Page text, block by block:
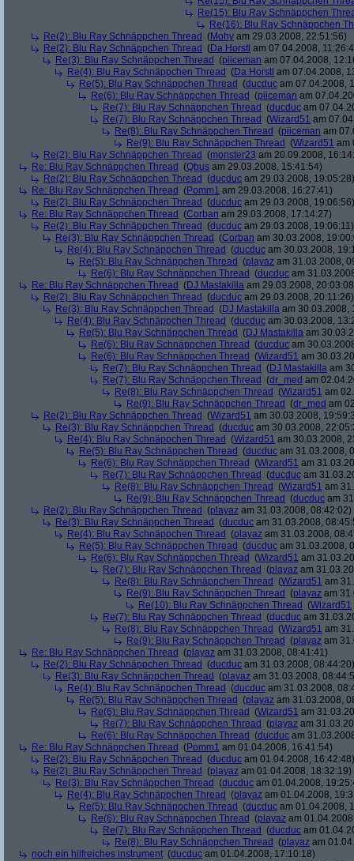
Re(15): Blu Ray Schnäppchen
Re(16): Blu Ray Schnäppchen
Re(2): Blu Ray Schnäppchen Thread (Mohy am 29.03.2008, 22:51:56)
Re(2): Blu Ray Schnäppchen Thread (Da Horstl am 07.04.2008,
Re(3): Blu Ray Schnäppchen Thread (piiceman am 07.04.2008,
Re(4): Blu Ray Schnäppchen Thread (Da Horstl am 07.04.2008,
Re(5): Blu Ray Schnäppchen Thread (ducduc am 07.04.2008,
Re(6): Blu Ray Schnäppchen Thread (piiceman am
Re(7): Blu Ray Schnäppchen Thread (ducduc am
Re(7): Blu Ray Schnäppchen Thread (Wizard51 am
Re(8): Blu Ray Schnäppchen Thread (piiceman am
Re(9): Blu Ray Schnäppchen Thread (Wizard51 am
Re(2): Blu Ray Schnäppchen Thread (monster23 am 20.09.2008,
Re: Blu Ray Schnäppchen Thread (Qbus am 29.03.2008, 15:41:54)
Re(2): Blu Ray Schnäppchen Thread (ducduc am 29.03.2008, 19:05:28)
Re: Blu Ray Schnäppchen Thread (Pomm1 am 29.03.2008, 16:27:41)
Re(2): Blu Ray Schnäppchen Thread (ducduc am 29.03.2008, 19:06:56)
Re: Blu Ray Schnäppchen Thread (Corban am 29.03.2008, 17:14:27)
Re(2): Blu Ray Schnäppchen Thread (ducduc am 29.03.2008, 19:06:11)
Re(3): Blu Ray Schnäppchen Thread (Corban am 30.03.2008,
Re(4): Blu Ray Schnäppchen Thread (ducduc am 30.03.2008,
Re(5): Blu Ray Schnäppchen Thread (playaz am 31.03.2008,
Re(6): Blu Ray Schnäppchen Thread (ducduc am
Re: Blu Ray Schnäppchen Thread (DJ Mastakilla am 29.03.2008,
Re(2): Blu Ray Schnäppchen Thread (ducduc am 29.03.2008, 20:11:26)
Re(3): Blu Ray Schnäppchen Thread (DJ Mastakilla am 30.03.2008,
Re(4): Blu Ray Schnäppchen Thread (ducduc am 30.03.2008,
Re(5): Blu Ray Schnäppchen Thread (DJ Mastakilla am
Re(6): Blu Ray Schnäppchen Thread (ducduc am
Re(6): Blu Ray Schnäppchen Thread (Wizard51 am
Re(7): Blu Ray Schnäppchen Thread (DJ Mastakilla am
Re(7): Blu Ray Schnäppchen Thread (dr_med am
Re(8): Blu Ray Schnäppchen Thread (Wizard51 am
Re(9): Blu Ray Schnäppchen Thread (dr_med am
Re(2): Blu Ray Schnäppchen Thread (Wizard51 am 30.03.2008,
Re(3): Blu Ray Schnäppchen Thread (ducduc am 30.03.2008,
Re(4): Blu Ray Schnäppchen Thread (Wizard51 am 30.03.2008,
Re(5): Blu Ray Schnäppchen Thread (ducduc am 31.03.2008,
Re(6): Blu Ray Schnäppchen Thread (Wizard51 am
Re(7): Blu Ray Schnäppchen Thread (ducduc am
Re(8): Blu Ray Schnäppchen Thread (Wizard51 am
Re(9): Blu Ray Schnäppchen Thread (ducduc am
Re(2): Blu Ray Schnäppchen Thread (playaz am 31.03.2008, 08:42:02)
Re(3): Blu Ray Schnäppchen Thread (ducduc am 31.03.2008,
Re(4): Blu Ray Schnäppchen Thread (playaz am 31.03.2008,
Re(5): Blu Ray Schnäppchen Thread (ducduc am 31.03.2008,
Re(6): Blu Ray Schnäppchen Thread (Wizard51 am
Re(7): Blu Ray Schnäppchen Thread (playaz am
Re(8): Blu Ray Schnäppchen Thread (Wizard51 am
Re(9): Blu Ray Schnäppchen Thread (playaz am
Re(10): Blu Ray Schnäppchen Thread (Wizard51
Re(7): Blu Ray Schnäppchen Thread (ducduc am
Re(8): Blu Ray Schnäppchen Thread (Wizard51 am
Re(9): Blu Ray Schnäppchen Thread (playaz am
Re: Blu Ray Schnäppchen Thread (playaz am 31.03.2008, 08:41:41)
Re(2): Blu Ray Schnäppchen Thread (ducduc am 31.03.2008, 08:44:20)
Re(3): Blu Ray Schnäppchen Thread (playaz am 31.03.2008,
Re(4): Blu Ray Schnäppchen Thread (ducduc am 31.03.2008,
Re(5): Blu Ray Schnäppchen Thread (playaz am 31.03.2008,
Re(6): Blu Ray Schnäppchen Thread (Wizard51 am
Re(7): Blu Ray Schnäppchen Thread (playaz am
Re(6): Blu Ray Schnäppchen Thread (ducduc am
Re: Blu Ray Schnäppchen Thread (Pomm1 am 01.04.2008, 16:41:54)
Re(2): Blu Ray Schnäppchen Thread (ducduc am 01.04.2008, 16:42:48)
Re(2): Blu Ray Schnäppchen Thread (playaz am 01.04.2008, 18:32:19)
Re(3): Blu Ray Schnäppchen Thread (ducduc am 01.04.2008,
Re(4): Blu Ray Schnäppchen Thread (playaz am 01.04.2008,
Re(5): Blu Ray Schnäppchen Thread (ducduc am 01.04.2008,
Re(6): Blu Ray Schnäppchen Thread (playaz am
Re(7): Blu Ray Schnäppchen Thread (ducduc am
Re(8): Blu Ray Schnäppchen Thread (playaz am
noch ein hilfreiches instrument (ducduc am 01.04.2008, 17:10:18)